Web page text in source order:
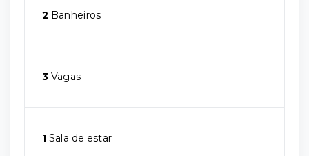
2 Banheiros
3 Vagas
1 Sala de estar